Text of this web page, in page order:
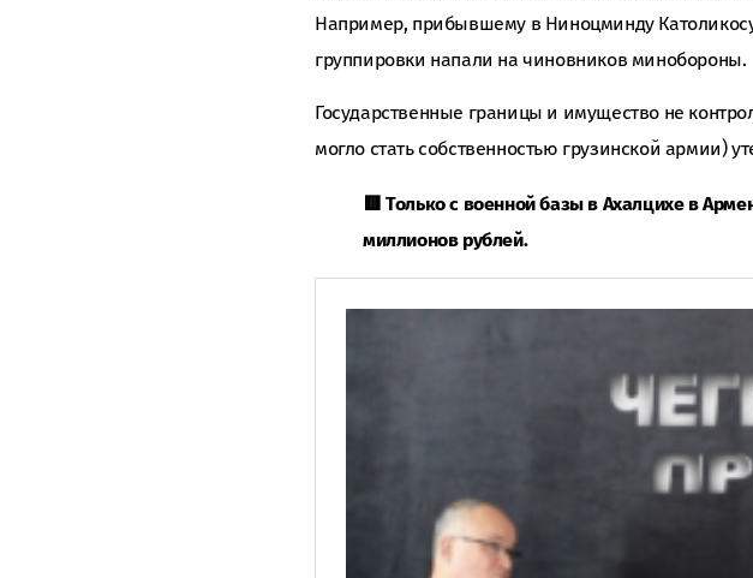
Например, прибывшему в Ниноцминду
группировки напали на чиновников минобороны.
Государственные границы и имущество не
могло стать собственностью грузинской армии)
🟥 Только с военной базы в Ахалцихе в
миллионов рублей.